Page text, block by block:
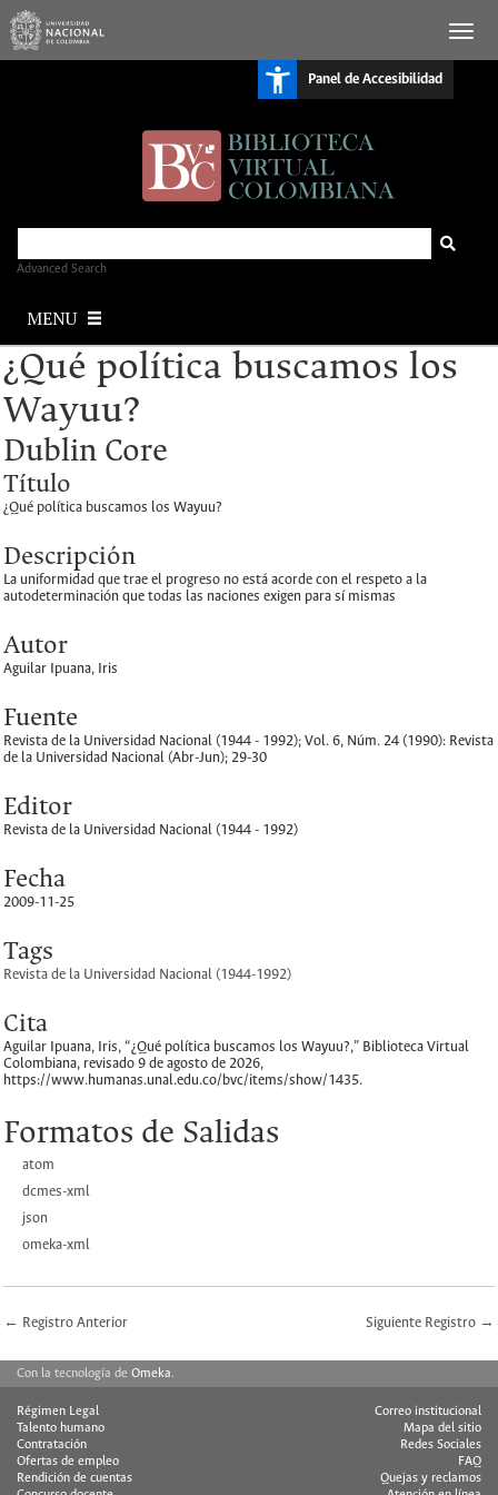
Panel de Accesibilidad
Advanced Search
MENU
¿Qué política buscamos los
Wayuu?
Dublin Core
Título
¿Qué política buscamos los Wayuu?
Descripción
La uniformidad que trae el progreso no está acorde con el respeto a la
autodeterminación que todas las naciones exigen para sí mismas
Autor
Aguilar Ipuana, Iris
Fuente
Revista de la Universidad Nacional (1944 - 1992); Vol. 6, Núm. 24 (1990): Revista
de la Universidad Nacional (Abr-Jun); 29-30
Editor
Revista de la Universidad Nacional (1944 - 1992)
Fecha
2009-11-25
Tags
Revista de la Universidad Nacional (1944-1992)
Cita
Aguilar Ipuana, Iris, “¿Qué política buscamos los Wayuu?,” Biblioteca Virtual
Colombiana, revisado 9 de agosto de 2026,
https://www.humanas.unal.edu.co/bvc/items/show/1435.
Formatos de Salidas
atom
dcmes-xml
json
omeka-xml
← Registro Anterior Siguiente Registro →
Con la tecnología de Omeka.
Régimen Legal
Talento humano
Contratación
Ofertas de empleo
Rendición de cuentas
Correo institucional
Mapa del sitio
Redes Sociales
FAQ
Quejas y reclamos